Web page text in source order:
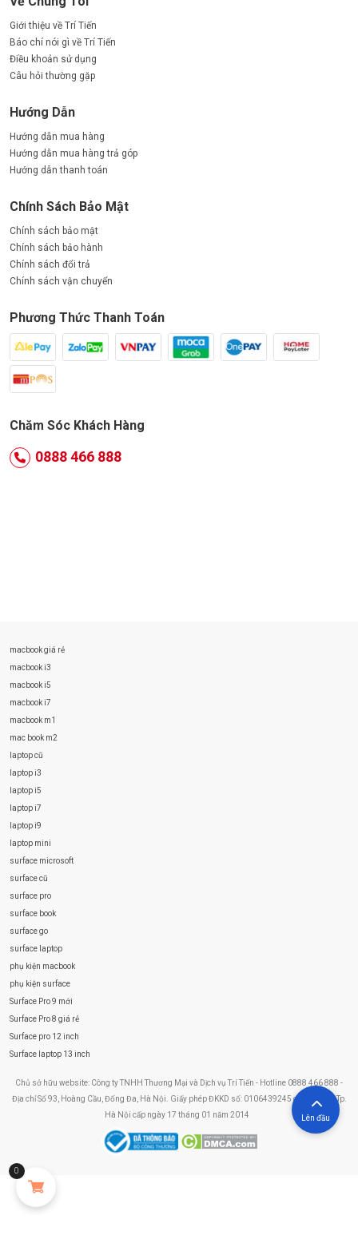
Giới thiệu về Trí Tiến
Báo chí nói gì về Trí Tiến
Điều khoản sử dụng
Câu hỏi thường gặp
Hướng Dẫn
Hướng dẫn mua hàng
Hướng dẫn mua hàng trả góp
Hướng dẫn thanh toán
Chính Sách Bảo Mật
Chính sách bảo mật
Chính sách bảo hành
Chính sách đổi trả
Chính sách vận chuyển
Phương Thức Thanh Toán
Chăm Sóc Khách Hàng
0888 466 888
macbook giá rẻ
macbook i3
macbook i5
macbook i7
macbook m1
mac book m2
laptop cũ
laptop i3
laptop i5
laptop i7
laptop i9
laptop mini
surface microsoft
surface cũ
surface pro
surface book
surface go
surface laptop
phụ kiện macbook
phụ kiện surface
Surface Pro 9 mới
Surface Pro 8 giá rẻ
Surface pro 12 inch
Surface laptop 13 inch
Chủ sở hữu website: Công ty TNHH Thương Mại và Dịch vụ Trí Tiến - Hotline 0888 466 888 -
Địa chỉ Số 93, Hoàng Cầu, Đống Đa, Hà Nội. Giấy phép ĐKKD số: 0106439245 do Sở KHĐT Tp.
Hà Nội cấp ngày 17 tháng 01 năm 2014
0
Lên đầu